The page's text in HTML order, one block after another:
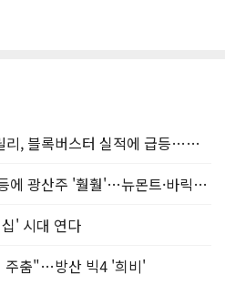
[美증시 특징주] 일라이릴리, 블록버스터 실적에 급등…마운자로 매출 폭발
[美증시 특징주] 금값 급등에 광산주 '훨훨'…뉴몬트·바릭마이닝 주도
' 시대 연다
주춤"…방산 빅4 '희비'